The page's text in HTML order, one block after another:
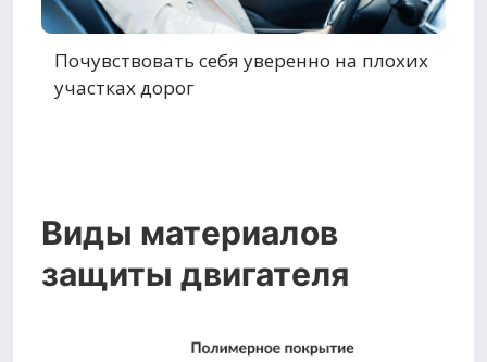
Почувствовать себя уверенно на плохих
участках дорог
Виды материалов
защиты двигателя